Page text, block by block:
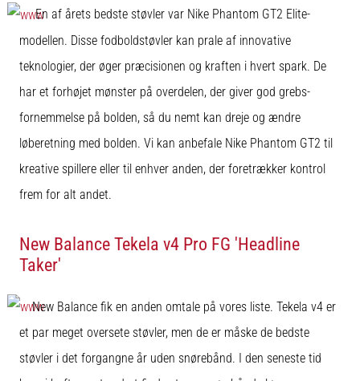
En af årets bedste støvler var Nike Phantom GT2 Elite-
modellen. Disse fodboldstøvler kan prale af innovative
teknologier, der øger præcisionen og kraften i hvert spark. De
har et forhøjet mønster på overdelen, der giver god grebs-
fornemmelse på bolden, så du nemt kan dreje og ændre
løberetning med bolden. Vi kan anbefale Nike Phantom GT2 til
kreative spillere eller til enhver anden, der foretrækker kontrol
frem for alt andet.
New Balance Tekela v4 Pro FG 'Headline
Taker'
New Balance fik en anden omtale på vores liste. Tekela v4 er
et par meget oversete støvler, men de er måske de bedste
støvler i det forgangne år uden snørebånd. I den seneste tid